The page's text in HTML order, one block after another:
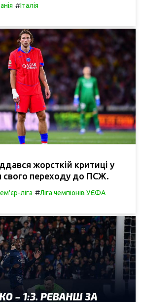
#Італія
жорсткій критиці у
свого переходу до ПСЖ.
ліга #Ліга чемпіонів УЄФА